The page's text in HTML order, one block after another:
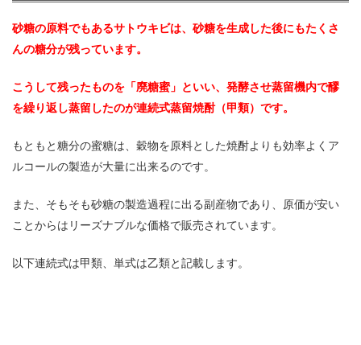
砂糖の原料でもあるサトウキビは、砂糖を生成した後にもたくさ
んの糖分が残っています。
こうして残ったものを「廃糖蜜」といい、発酵させ蒸留機内で醪
を繰り返し蒸留したのが連続式蒸留焼酎（甲類）です。
もともと糖分の蜜糖は、穀物を原料とした焼酎よりも効率よくア
ルコールの製造が大量に出来るのです。
また、そもそも砂糖の製造過程に出る副産物であり、原価が安い
ことからはリーズナブルな価格で販売されています。
以下連続式は甲類、単式は乙類と記載します。